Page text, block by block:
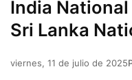
India
Sri Lanka
viernes, 11 de julio de 2025